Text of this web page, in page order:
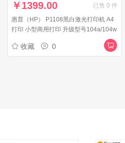
￥1399.00 已售 0 件
惠普（HP） P1108黑白激光打印机 A4
打印 小型商用打印 升级型号104a/104w
收藏 0